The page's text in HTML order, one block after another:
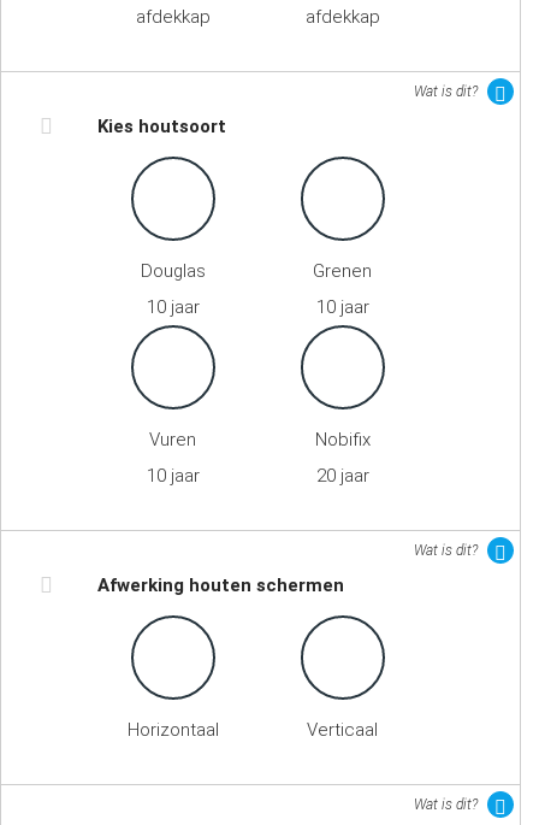
afdekkap
afdekkap
Wat is dit?
Kies houtsoort
Douglas
10 jaar
Grenen
10 jaar
Vuren
10 jaar
Nobifix
20 jaar
Wat is dit?
Afwerking houten schermen
Horizontaal Verticaal
Wat is dit?